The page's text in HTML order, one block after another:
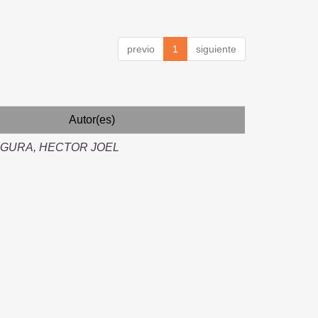
previo 1 siguiente
Autor(es)
HECTOR JOEL